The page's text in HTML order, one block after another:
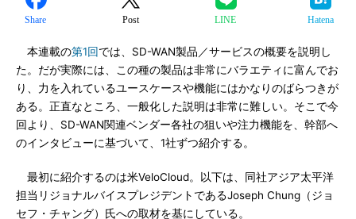
Share Post LINE Hatena
本連載の第1回では、SD-WAN製品／サービスの概要を説明し
た。だが実際には、この種の製品は非常にバラエティに富んでお
り、力を入れているユースケースや機能にはかなりのばらつきが
ある。正直なところ、一般化した説明は非常に難しい。そこで今
回より、SD-WAN関連ベンダー各社の狙いや注力機能を、幹部へ
のインタビューに基づいて、1社ずつ紹介する。
最初に紹介するのは米VeloCloud。以下は、同社アジア太平洋
担当リジョナルバイスプレジデントであるJoseph Chung（ジョ
セフ・チャング）氏への取材を基にしている。